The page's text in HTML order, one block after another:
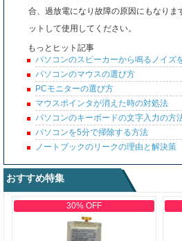
合、過放電になり故障の原因にもなりま
ットして使用してください。
もっとヒット記事
パソコンのスピーカーから鳴るノイズ
パソコンのマウスの選び方
PCモニターの選び方
マウスポインタが消えた時の対処法
パソコンのキーボードの文字入力の方
パソコンを5分で掃除する方法
ノートブックのリークの理由と解決策
おすすめ特集
30% OFF